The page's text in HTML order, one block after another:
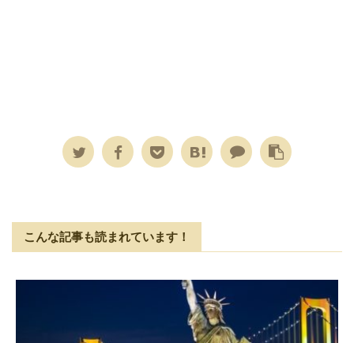
こんな記事も読まれています！